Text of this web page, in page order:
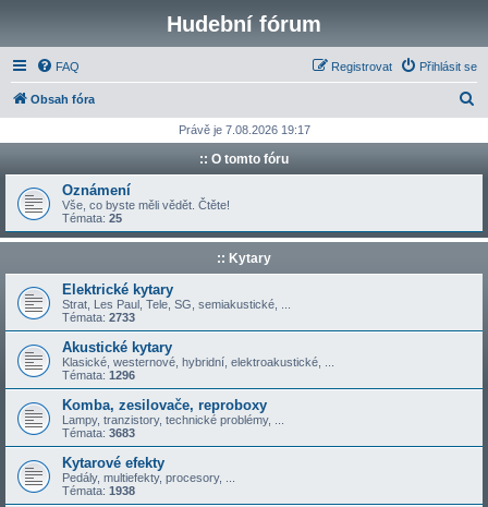
Hudební fórum
FAQ Přihlásit se
Registrovat
Obsah fóra
d
t
Právě je 7.08.2026 19:17
:: O tomto fóru
Oznámení
Vše, co byste měli vědět. Čtěte!
Témata: 25
:: Kytary
Elektrické kytary
Strat, Les Paul, Tele, SG, semiakustické, ...
Témata: 2733
Akustické kytary
Klasické, westernové, hybridní, elektroakustické, ...
Témata: 1296
Komba, zesilovače, reproboxy
Lampy, tranzistory, technické problémy, ...
Témata: 3683
Kytarové efekty
Pedály, multiefekty, procesory, ...
Témata: 1938